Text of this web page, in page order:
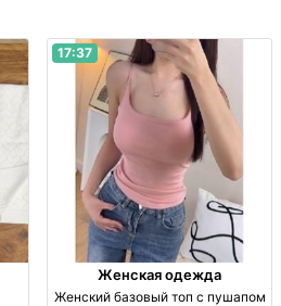
17:37
Женская одежда
Женский базовый топ с пушапом